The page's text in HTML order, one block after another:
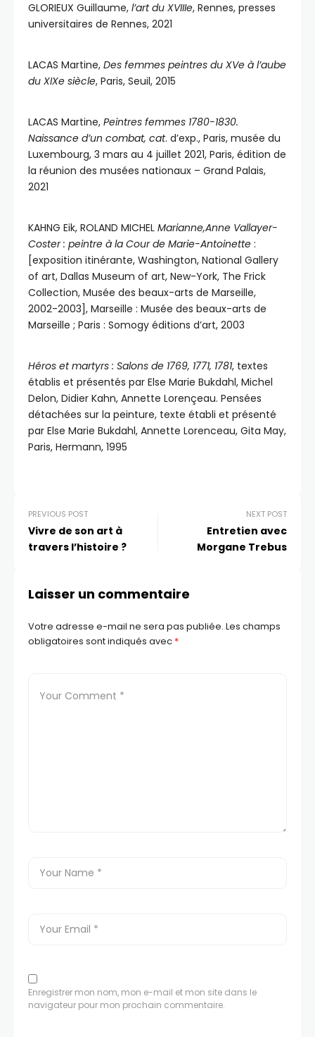
GLORIEUX Guillaume, l’art du XVIIIe, Rennes, presses
universitaires de Rennes, 2021
LACAS Martine, Des femmes peintres du XVe à l’aube
du XIXe siècle, Paris, Seuil, 2015
LACAS Martine, Peintres femmes 1780-1830.
Naissance d’un combat, cat. d’exp., Paris, musée du
Luxembourg, 3 mars au 4 juillet 2021, Paris, édition de
la réunion des musées nationaux – Grand Palais,
2021
KAHNG Eik, ROLAND MICHEL Marianne,Anne Vallayer-
Coster : peintre à la Cour de Marie-Antoinette :
[exposition itinérante, Washington, National Gallery
of art, Dallas Museum of art, New-York, The Frick
Collection, Musée des beaux-arts de Marseille,
2002-2003], Marseille : Musée des beaux-arts de
Marseille ; Paris : Somogy éditions d’art, 2003
Héros et martyrs : Salons de 1769, 1771, 1781, textes
établis et présentés par Else Marie Bukdahl, Michel
Delon, Didier Kahn, Annette Lorençeau. Pensées
détachées sur la peinture, texte établi et présenté
par Else Marie Bukdahl, Annette Lorenceau, Gita May,
Paris, Hermann, 1995
PREVIOUS POST
Vivre de son art à
travers l’histoire ?
NEXT POST
Entretien avec
Morgane Trebus
Laisser un commentaire
Votre adresse e-mail ne sera pas publiée. Les champs
obligatoires sont indiqués avec *
Enregistrer mon nom, mon e-mail et mon site dans le
navigateur pour mon prochain commentaire.